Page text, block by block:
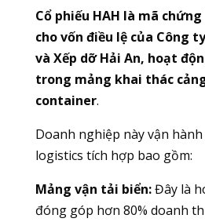
Cổ phiếu HAH là mã
cho vốn điều lệ của Công
và Xếp dỡ Hải An, hoạt
trong mảng khai thác
container.
Doanh nghiệp này vận
logistics tích hợp bao gồm:
Mảng vận tải biển:Đây là
đóng góp hơn 80% doanh